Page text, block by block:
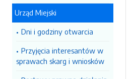
Urząd Miejski
Dni i godziny otwarcia
Przyjęcia interesantów w
sprawach skarg i wniosków